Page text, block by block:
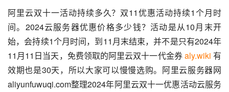
阿里云双十一活动持续多久？双11优惠活动持续1个月时
间。2024云服务器优惠价格多少钱？活动是从10月末开
始，会持续1个月时间，到11月末结束，并不是只有2024年
11月11日当天，免费领取的阿里云双十一代金券 aly.wiki 有
效期也是30天，所以大家可以慢慢选购。阿里云服务器网
aliyunfuwuqi.com整理2024年阿里云双十一优惠活动云服务